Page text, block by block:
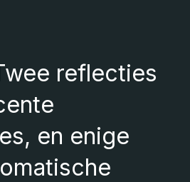
reflecties
en enige